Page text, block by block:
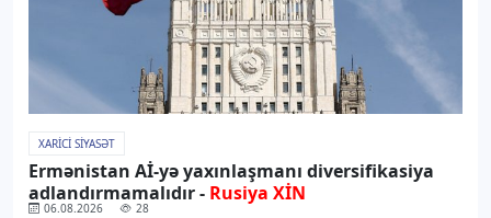
XARICI SIYASƏT
Ermənistan Aİ-yə yaxınlaşmanı diversifikasiya
adlandırmamalıdır - Rusiya XİN
06.08.2026 28